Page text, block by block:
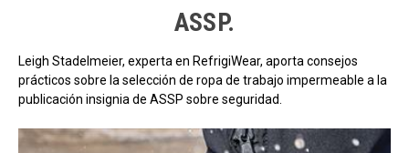
ASSP.
Leigh Stadelmeier, experta en RefrigiWear, aporta consejos
prácticos sobre la selección de ropa de trabajo impermeable a la
publicación insignia de ASSP sobre seguridad.